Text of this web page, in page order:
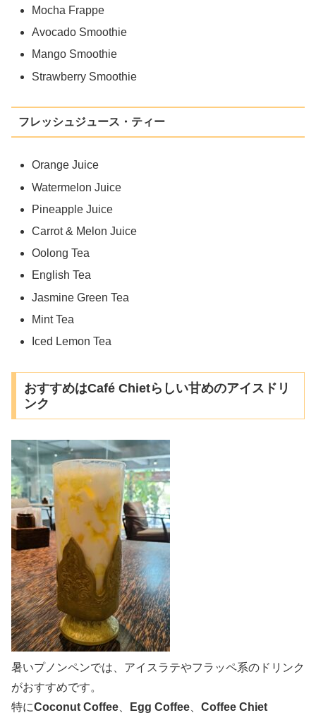
Mocha Frappe
Avocado Smoothie
Mango Smoothie
Strawberry Smoothie
フレッシュジュース・ティー
Orange Juice
Watermelon Juice
Pineapple Juice
Carrot & Melon Juice
Oolong Tea
English Tea
Jasmine Green Tea
Mint Tea
Iced Lemon Tea
おすすめはCafé Chietらしい甘めのアイスドリ
ンク
暑いプノンペンでは、アイスラテやフラッペ系のドリンク
がおすすめです。
特にCoconut Coffee、 Egg Coffee、 Coffee Chiet